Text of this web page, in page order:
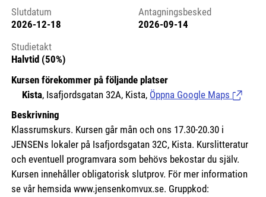
Slutdatum
2026-12-18
Antagningsbesked
2026-09-14
Studietakt
Halvtid (50%)
Kursen förekommer på följande platser
Kista, Isafjordsgatan 32A, Kista, Öppna Google Maps (Länk
Beskrivning
Klassrumskurs. Kursen går mån och ons 17.30-20.30 i
JENSENs lokaler på Isafjordsgatan 32C, Kista. Kurslitteratur
och eventuell programvara som behövs bekostar du själv.
Kursen innehåller obligatorisk slutprov. För mer information
se vår hemsida www.jensenkomvux.se. Gruppkod: